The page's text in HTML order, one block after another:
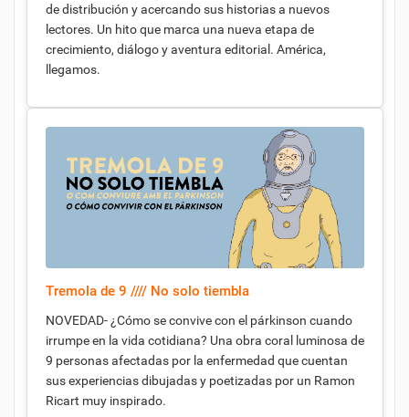
de distribución y acercando sus historias a nuevos
lectores. Un hito que marca una nueva etapa de
crecimiento, diálogo y aventura editorial. América,
llegamos.
Tremola de 9 //// No solo tiembla
NOVEDAD- ¿Cómo se convive con el párkinson cuando
irrumpe en la vida cotidiana? Una obra coral luminosa de
9 personas afectadas por la enfermedad que cuentan
sus experiencias dibujadas y poetizadas por un Ramon
Ricart muy inspirado.